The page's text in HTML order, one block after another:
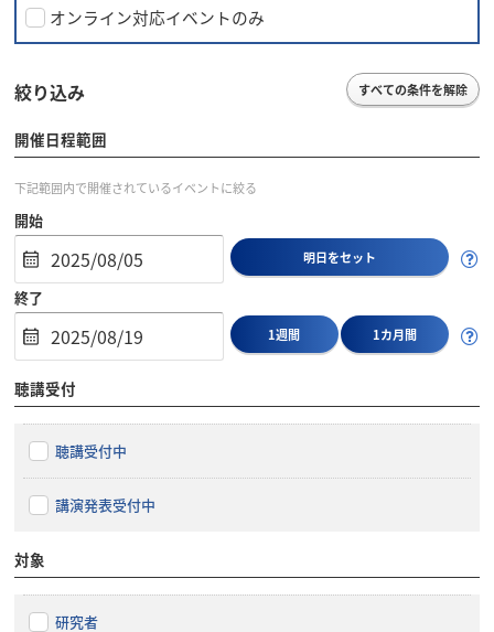
オンライン対応イベントのみ
絞り込み すべての条件を解除
開催日程範囲
下記範囲内で開催されているイベントに絞る
開始
明日をセット
終了
1週間 1カ月間
聴講受付
聴講受付中
講演発表受付中
対象
研究者